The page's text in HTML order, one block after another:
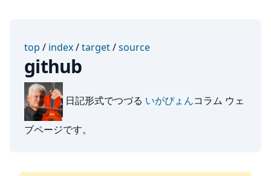
top / index/target/source
github
日記形式でつづる いがぴょんコラム ウェ
ブページです。